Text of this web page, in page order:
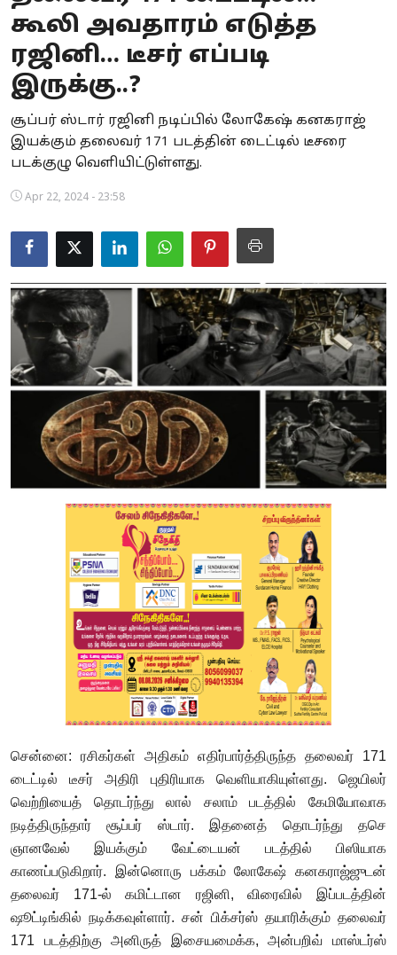
Business
Crime
National
Spirituality
Weather
Politics
கூலி அவதாரம் எடுத்த
ரஜினி… டீசர் எப்படி
இருக்கு..?
சூப்பர் ஸ்டார் ரஜினி நடிப்பில் லோகேஷ் கனகராஜ்
இயக்கும் தலைவர் 171 படத்தின் டைட்டில் டீசரை
படக்குழு வெளியிட்டுள்ளது.
Apr 22, 2024 - 23:58
சென்னை: ரசிகர்கள் அதிகம் எதிர்பார்த்திருந்த தலைவர் 171
டைட்டில் டீசர் அதிரி புதிரியாக வெளியாகியுள்ளது. ஜெயிலர்
வெற்றியைத் தொடர்ந்து லால் சலாம் படத்தில் கேமியோவாக
நடித்திருந்தார் சூப்பர் ஸ்டார். இதனைத் தொடர்ந்து தசெ
ஞானவேல் இயக்கும் வேட்டையன் படத்தில் பிஸியாக
காணப்படுகிறார். இன்னொரு பக்கம் லோகேஷ் கனகராஜ்ஜுடன்
தலைவர் 171-ல் கமிட்டான ரஜினி, விரைவில் இப்படத்தின்
ஷூட்டிங்கில் நடிக்கவுள்ளார். சன் பிக்சர்ஸ் தயாரிக்கும் தலைவர்
171 படத்திற்கு அனிருத் இசையமைக்க, அன்பறிவ் மாஸ்டர்ஸ்